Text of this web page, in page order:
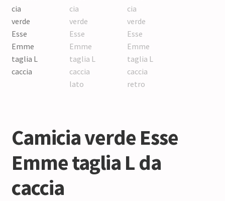
Camicia verde Esse
Emme taglia L da
caccia